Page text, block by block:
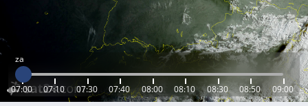
za
07:00 07:10 07:30 07:40 08:00 08:10 08:30 08:50 09:00